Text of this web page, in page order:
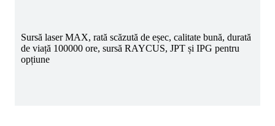
Sursă laser MAX, rată scăzută de eșec, calitate bună, durată
de viață 100000 ore, sursă RAYCUS, JPT și IPG pentru
opțiune